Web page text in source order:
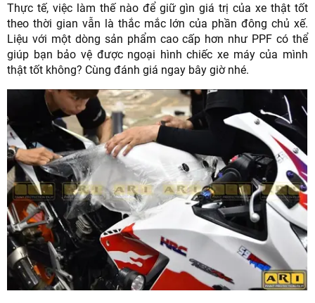
Thực tế, việc làm thế nào để giữ gìn giá trị của xe thật tốt
theo thời gian vẫn là thắc mắc lớn của phần đông chủ xế.
Liệu với một dòng sản phẩm cao cấp hơn như PPF có thể
giúp bạn bảo vệ được ngoại hình chiếc xe máy của mình
thật tốt không? Cùng đánh giá ngay bây giờ nhé.